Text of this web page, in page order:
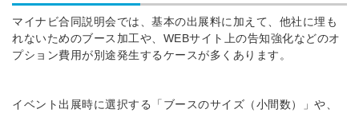
マイナビ合同説明会では、基本の出展料に加えて、他社に埋も
れないためのブース加工や、WEBサイト上の告知強化などのオ
プション費用が別途発生するケースが多くあります。
イベント出展時に選択する「ブースのサイズ（小間数）」や、